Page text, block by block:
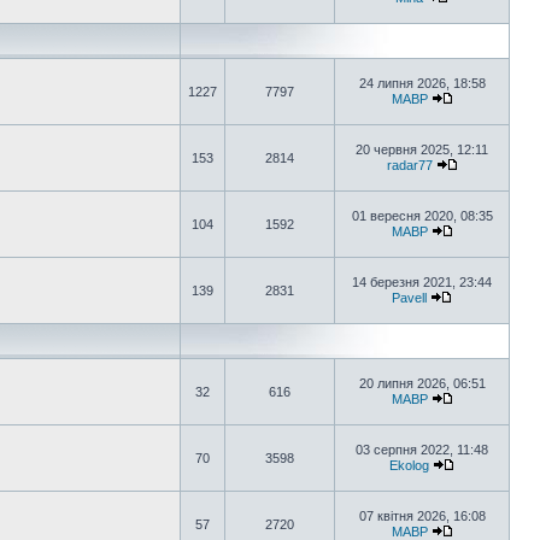
1227 7797
24 липня 2026, 18:58
MABP
153 2814
20 червня 2025, 12:11
radar77
104 1592
01 вересня 2020, 08:35
MABP
139 2831
14 березня 2021, 23:44
Pavell
32 616
20 липня 2026, 06:51
MABP
70 3598
03 серпня 2022, 11:48
Ekolog
57 2720
07 квітня 2026, 16:08
MABP